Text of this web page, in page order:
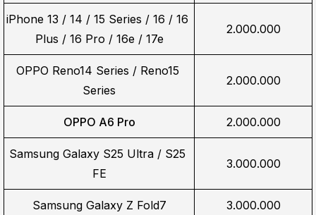
iPhone 13 / 14 / 15 Series / 16 / 16
Plus / 16 Pro / 16e / 17e
2.000.000
OPPO Reno14 Series / Reno15
Series
2.000.000
OPPO A6 Pro 2.000.000
Samsung Galaxy S25 Ultra / S25
FE
3.000.000
Samsung Galaxy Z Fold7 3.000.000